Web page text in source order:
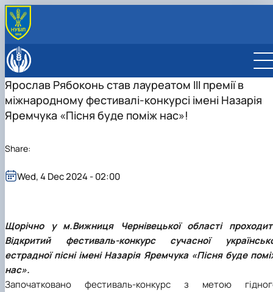
ABOUT
Administration
Contact Information
Bachelor’s degree
ОПП «Захист і карантин рослин»
Educational and professional program
“Biotechnology and Bioengineering”
Master’s degree
ОПП «Захист рослин»
ОПП «Карантин рослин»
“Environmental Control and Audit”
DEPARTMENT
Ecobiotechnology and biodiversity
Physiology, plant biochemistry, and bioenergetics
Agroecology and ecological control
Phytopathology named after V.F. Peresypkin
INTERNATIONAL ACTIVITY
RESEARCH
Lab descriptions
Ярослав Рябоконь став лауреатом ІІІ премії в
міжнародному фестивалі-конкурсі імені Назарія
Яремчука «Пісня буде поміж нас»!
Щорічно у м.Вижниця Чернівецької області
Відкритий фестиваль-конкурс сучасної
естрадної пісні імені Назарія Яремчука «Пісня буде
нас».
Започатковано фестиваль-конкурс з метою
Wed, 4 Dec 2024 - 02:00
Share: